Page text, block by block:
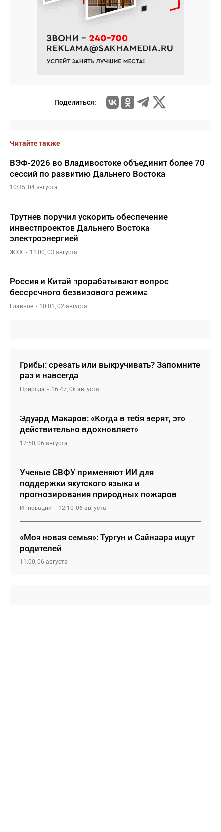
Поделиться:
Читайте также
ВЭФ-2026 во Владивостоке объединит более 70
сессий по развитию Дальнего Востока
10:35, 04 августа
Трутнев поручил ускорить обеспечение
инвестпроектов Дальнего Востока
электроэнергией
ЖКХ 11:00, 03 августа
Россия и Китай прорабатывают вопрос
бессрочного безвизового режима
Главное 10:01, 02 августа
Грибы: срезать или выкручивать? Запомните
раз и навсегда
Природа 16:47, 06 августа
Эдуард Макаров: «Когда в тебя верят, это
действительно вдохновляет»
12:50, 06 августа
Ученые СВФУ применяют ИИ для
поддержки якутского языка и
прогнозирования природных пожаров
Инновации 12:10, 06 августа
«Моя новая семья»: Тургун и Сайнаара ищут
родителей
11:00, 06 августа